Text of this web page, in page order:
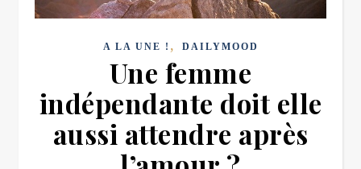
A LA UNE ! , DAILYMOOD
Une femme
indépendante doit elle
aussi attendre après